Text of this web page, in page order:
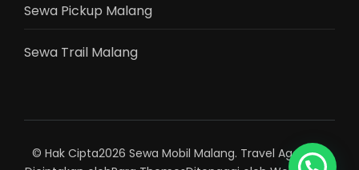
Sewa Pickup Malang
Sewa Trail Malang
© Hak Cipta2026 Sewa Mobil Malang. Travel Agency |